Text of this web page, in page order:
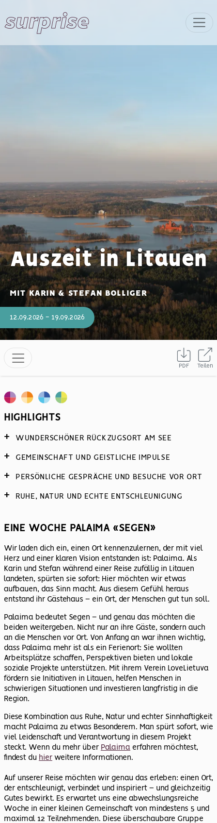
Auszeit in Litauen
MIT KARIN & STEFAN BOLLIGER
12.09.2026 - 19.09.2026
PDF Teilen
HIGHLIGHTS
WUNDERSCHÖNER RÜCKZUGSORT AM SEE
GEMEINSCHAFT UND GEISTLICHE IMPULSE
PERSÖNLICHE GESPRÄCHE UND BESUCHE VOR ORT
RUHE, NATUR UND ECHTE ENTSCHLEUNIGUNG
EINE WOCHE PALAIMA «SEGEN»
Wir laden dich ein, einen Ort kennenzulernen, der mit viel
Herz und einer klaren Vision entstanden ist: Palaima. Als
Karin und Stefan während einer Reise zufällig in Litauen
landeten, spürten sie sofort: Hier möchten wir etwas
aufbauen, das Sinn macht. Aus diesem Gefühl heraus
entstand ihr Gästehaus – ein Ort, der Menschen gut tun soll.
Palaima bedeutet Segen – und genau das möchten die
beiden weitergeben. Nicht nur an ihre Gäste, sondern auch
an die Menschen vor Ort. Von Anfang an war ihnen wichtig,
dass Palaima mehr ist als ein Ferienort: Sie wollten
Arbeitsplätze schaffen, Perspektiven bieten und lokale
soziale Projekte unterstützen. Mit ihrem Verein LoveLietuva
fördern sie Initiativen in Litauen, helfen Menschen in
schwierigen Situationen und investieren langfristig in die
Region.
Diese Kombination aus Ruhe, Natur und echter Sinnhaftigkeit
macht Palaima zu etwas Besonderem. Man spürt sofort, wie
viel Leidenschaft und Verantwortung in diesem Projekt
steckt. Wenn du mehr über Palaima erfahren möchtest,
findest du hier weitere Informationen.
Auf unserer Reise möchten wir genau das erleben: einen Ort,
der entschleunigt, verbindet und inspiriert – und gleichzeitig
Gutes bewirkt. Es erwartet uns eine abwechslungsreiche
Woche in einer kleinen Gemeinschaft von mindestens 5 und
maximal 12 Teilnehmenden. Diese überschaubare Gruppe